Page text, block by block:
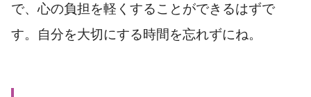
で、心の負担を軽くすることができるはずで
す。自分を大切にする時間を忘れずにね。